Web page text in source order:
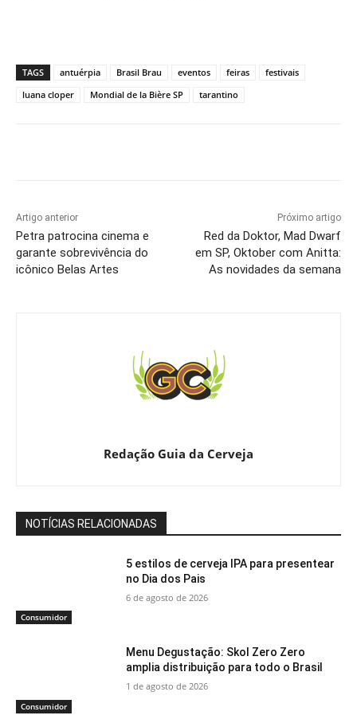
TAGS antuérpia Brasil Brau eventos feiras
festivais
luana cloper
Mondial de la Bière SP tarantino
Artigo anterior
Petra patrocina cinema e
garante sobrevivência do
icônico Belas Artes
Próximo artigo
Red da Doktor, Mad Dwarf
em SP, Oktober com Anitta:
As novidades da semana
Redação Guia da Cerveja
NOTÍCIAS RELACIONADAS
Consumidor
5 estilos de cerveja IPA para presentear
no Dia dos Pais
6 de agosto de 2026
Consumidor
Menu Degustação: Skol Zero Zero
amplia distribuição para todo o Brasil
1 de agosto de 2026